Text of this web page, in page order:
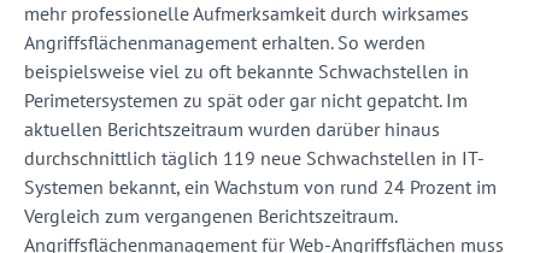
mehr professionelle Auf­merksamkeit durch wirksames
Angriffsflächenmanagement erhalten. So werden
beispielsweise viel zu oft bekannte Schwach­stellen in
Perimetersystemen zu spät oder gar nicht gepatcht. Im
aktuellen Berichtszeitraum wurden darüber hinaus
durchschnitt­lich täglich 119 neue Schwachstellen in IT-
Systemen bekannt, ein Wachstum von rund 24 Prozent im
Vergleich zum vergan­genen Berichtszeitraum.
Angriffsflächenmanagement für Web-Angriffsflächen muss